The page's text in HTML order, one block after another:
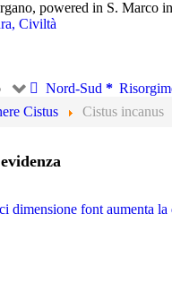
powered in S. Marco
Nord-Sud
Cistus Cistus incanus
dimensione font aumenta